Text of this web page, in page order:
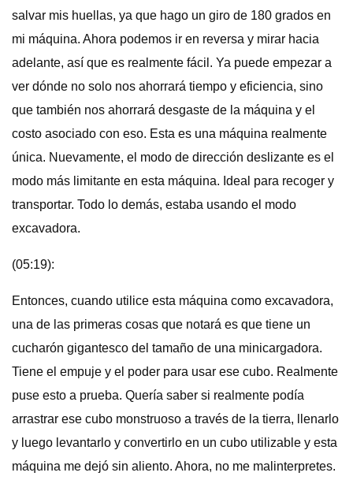
salvar mis huellas, ya que hago un giro de 180 grados en
mi máquina. Ahora podemos ir en reversa y mirar hacia
adelante, así que es realmente fácil. Ya puede empezar a
ver dónde no solo nos ahorrará tiempo y eficiencia, sino
que también nos ahorrará desgaste de la máquina y el
costo asociado con eso. Esta es una máquina realmente
única. Nuevamente, el modo de dirección deslizante es el
modo más limitante en esta máquina. Ideal para recoger y
transportar. Todo lo demás, estaba usando el modo
excavadora.
(05:19):
Entonces, cuando utilice esta máquina como excavadora,
una de las primeras cosas que notará es que tiene un
cucharón gigantesco del tamaño de una minicargadora.
Tiene el empuje y el poder para usar ese cubo. Realmente
puse esto a prueba. Quería saber si realmente podía
arrastrar ese cubo monstruoso a través de la tierra, llenarlo
y luego levantarlo y convertirlo en un cubo utilizable y esta
máquina me dejó sin aliento. Ahora, no me malinterpretes.